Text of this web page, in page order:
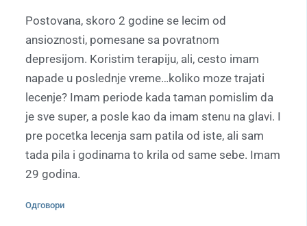
Postovana, skoro 2 godine se lecim od
ansioznosti, pomesane sa povratnom
depresijom. Koristim terapiju, ali, cesto imam
napade u poslednje vreme…koliko moze trajati
lecenje? Imam periode kada taman pomislim da
je sve super, a posle kao da imam stenu na glavi. I
pre pocetka lecenja sam patila od iste, ali sam
tada pila i godinama to krila od same sebe. Imam
29 godina.
Одговори